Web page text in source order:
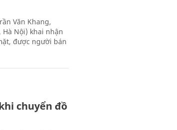
Văn Khang,
Nội) khai nhận
được người bán
chuyển đồ